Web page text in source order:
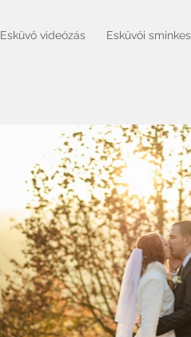
Esküvő videózás Esküvői sminkes